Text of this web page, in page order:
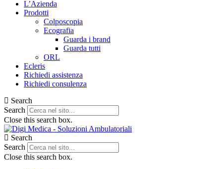
L’Azienda
Prodotti
Colposcopia
Ecografia
Guarda i brand
Guarda tutti
ORL
Ecleris
Richiedi assistenza
Richiedi consulenza
Search
Search
Close this search box.
Search
Search
Close this search box.